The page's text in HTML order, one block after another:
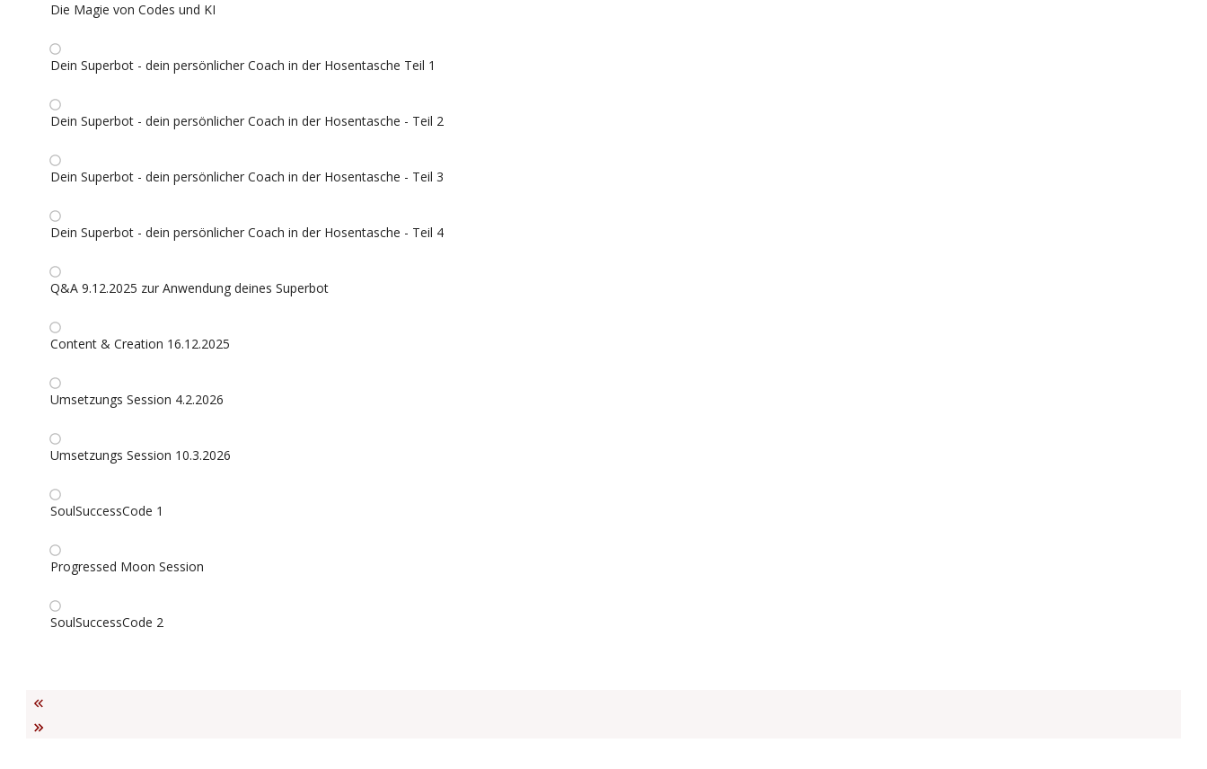
Die Magie von Codes und KI
Dein Superbot - dein persönlicher Coach in der Hosentasche Teil 1
Dein Superbot - dein persönlicher Coach in der Hosentasche - Teil 2
Dein Superbot - dein persönlicher Coach in der Hosentasche - Teil 3
Dein Superbot - dein persönlicher Coach in der Hosentasche - Teil 4
Q&A 9.12.2025 zur Anwendung deines Superbot
Content & Creation 16.12.2025
Umsetzungs Session 4.2.2026
Umsetzungs Session 10.3.2026
SoulSuccessCode 1
Progressed Moon Session
SoulSuccessCode 2